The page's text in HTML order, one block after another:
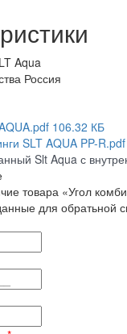
Aqua
Россия
106.32 КБ
SLT AQUA PP-R.pdf
Slt Aqua с
товара «Угол
для обратьной